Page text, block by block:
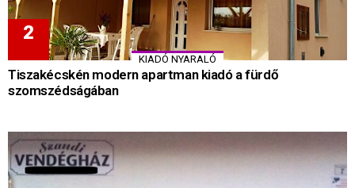
KIADÓ NYARALÓ
Tiszakécskén modern apartman kiadó a fürdő
szomszédságában